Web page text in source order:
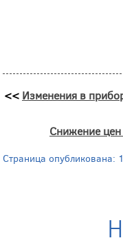
<< Изменения в
Снижение
Страница опубликована: